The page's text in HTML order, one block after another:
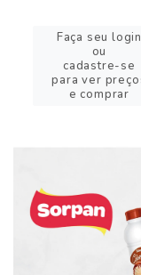
Faça seu login
ou
cadastre-se
para ver
e comprar